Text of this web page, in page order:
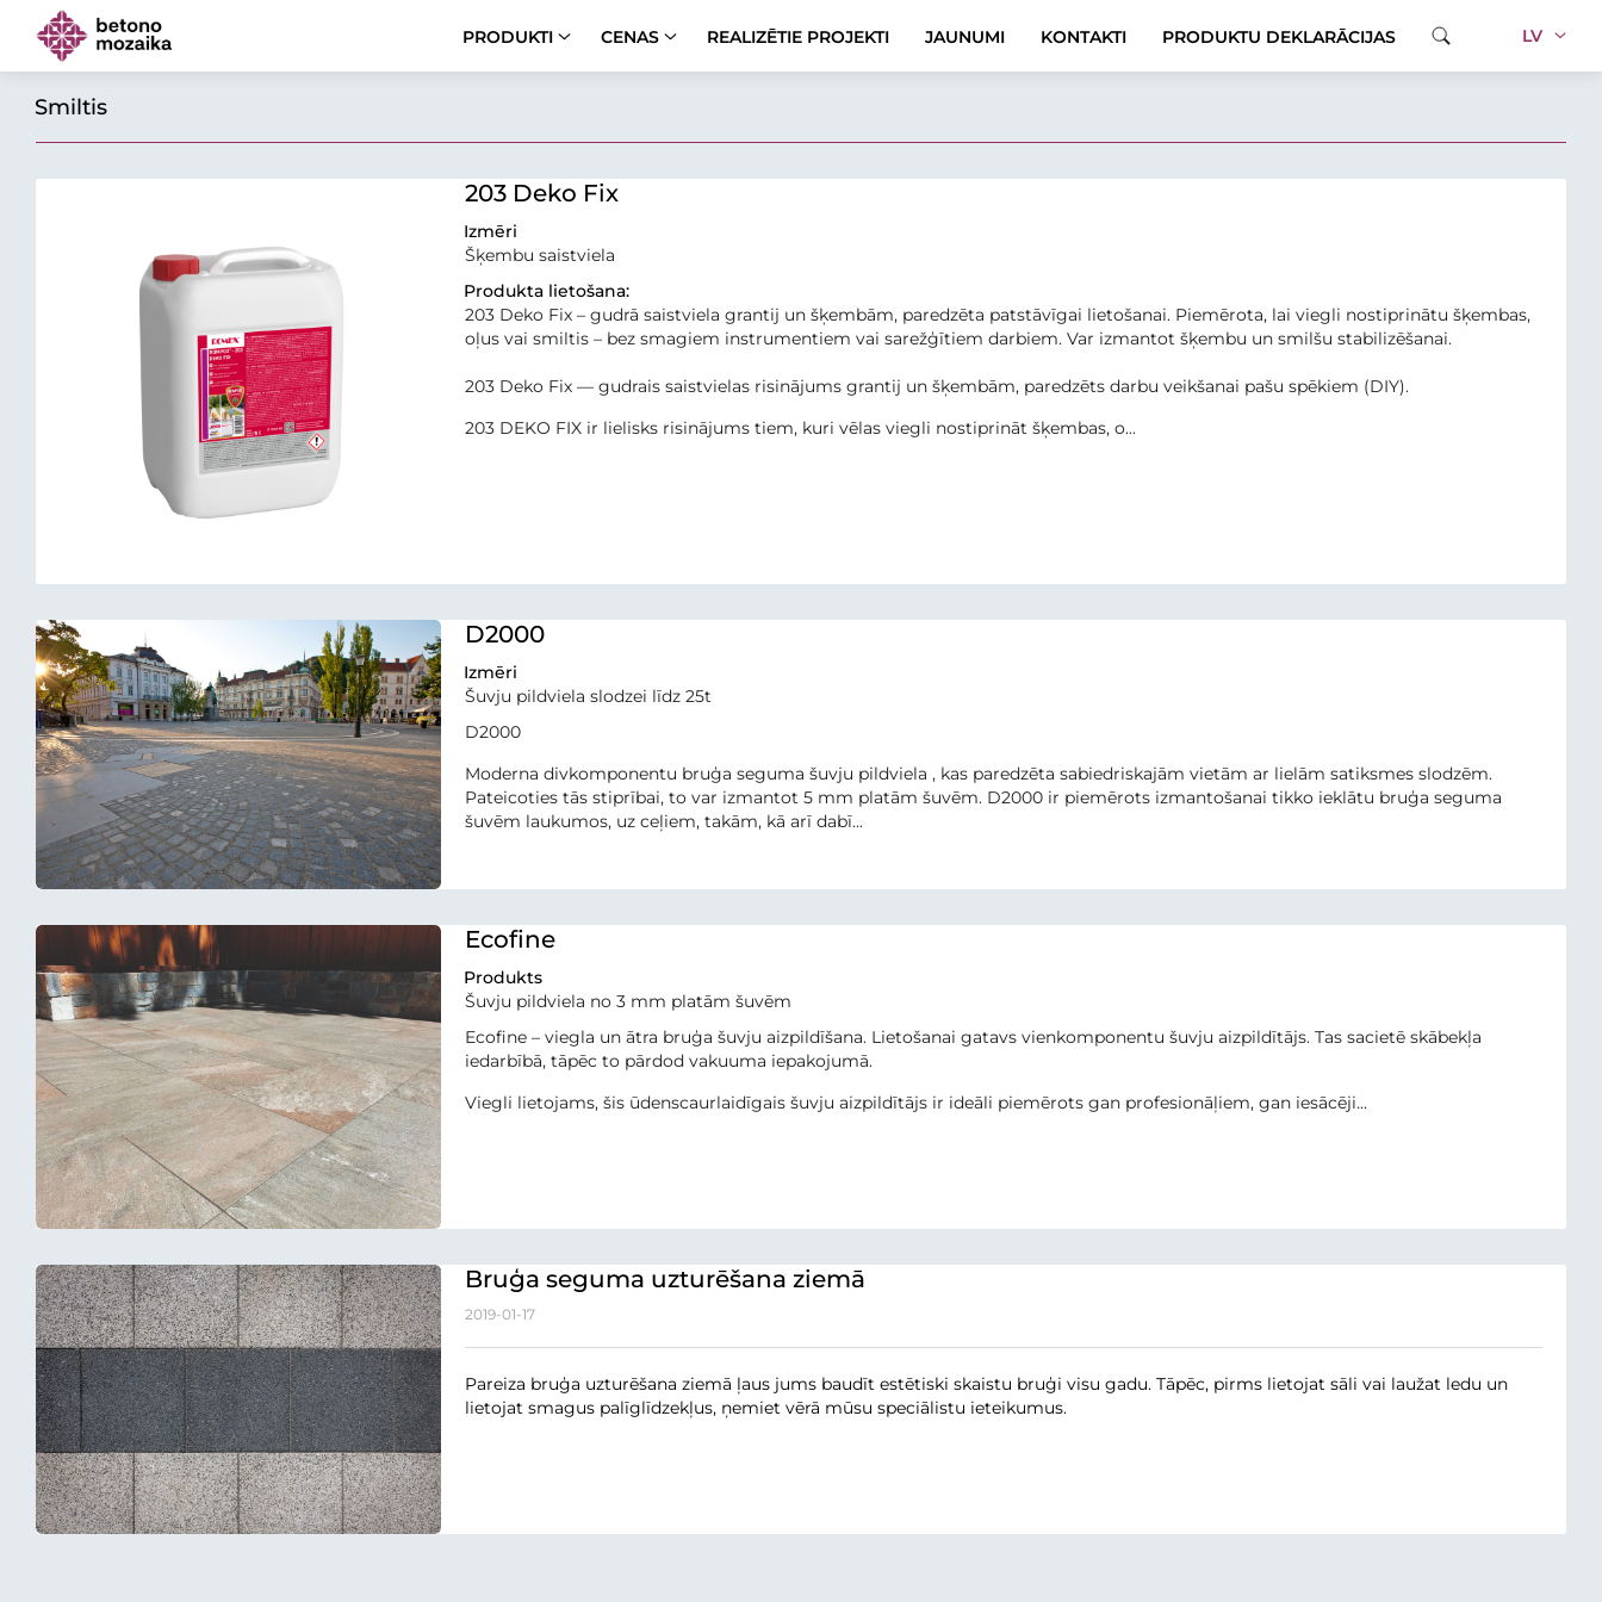
PRODUKTI CENAS REALIZĒTIE PROJEKTI JAUNUMI KONTAKTI PRODUKTU DEKLARĀCIJAS LV
Smiltis
203 Deko Fix
Izmēri
Šķembu saistviela
Produkta lietošana:
203 Deko Fix – gudrā saistviela grantij un šķembām, paredzēta patstāvīgai lietošanai. Piemērota, lai viegli nostiprinātu šķembas,
oļus vai smiltis – bez smagiem instrumentiem vai sarežģītiem darbiem. Var izmantot šķembu un smilšu stabilizēšanai.
203 Deko Fix — gudrais saistvielas risinājums grantij un šķembām, paredzēts darbu veikšanai pašu spēkiem (DIY).
203 DEKO FIX ir lielisks risinājums tiem, kuri vēlas viegli nostiprināt šķembas, o...
D2000
Izmēri
Šuvju pildviela slodzei līdz 25t
D2000
Moderna divkomponentu bruģa seguma šuvju pildviela , kas paredzēta sabiedriskajām vietām ar lielām satiksmes slodzēm.
Pateicoties tās stiprībai, to var izmantot 5 mm platām šuvēm. D2000 ir piemērots izmantošanai tikko ieklātu bruģa seguma
šuvēm laukumos, uz ceļiem, takām, kā arī dabī...
Ecofine
Produkts
Šuvju pildviela no 3 mm platām šuvēm
Ecofine – viegla un ātra bruģa šuvju aizpildīšana. Lietošanai gatavs vienkomponentu šuvju aizpildītājs. Tas sacietē skābekļa
iedarbībā, tāpēc to pārdod vakuuma iepakojumā.
Viegli lietojams, šis ūdenscaurlaidīgais šuvju aizpildītājs ir ideāli piemērots gan profesionāļiem, gan iesācēji...
Bruģa seguma uzturēšana ziemā
2019-01-17
Pareiza bruģa uzturēšana ziemā ļaus jums baudīt estētiski skaistu bruģi visu gadu. Tāpēc, pirms lietojat sāli vai laužat ledu un
lietojat smagus palīglīdzekļus, ņemiet vērā mūsu speciālistu ieteikumus.